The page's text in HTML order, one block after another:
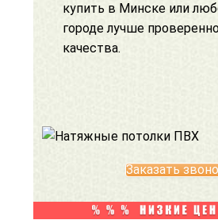
купить в Минске или
городе лучше
качества.
Заказать